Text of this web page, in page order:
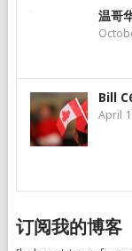
温哥
Bill
April
订阅我的博客